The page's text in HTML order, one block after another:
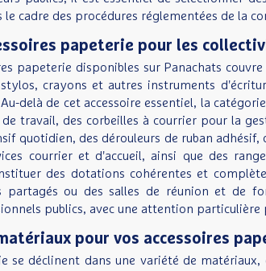
cadre des procédures réglementées de la
papeterie pour les
papeterie disponibles sur Panachats
crayons et autres instruments
delà de cet accessoire essentiel, la
travail, des corbeilles à courrier pour la
quotidien, des dérouleurs de ruban
courrier et d'accueil, ainsi que des
des dotations cohérentes et
partagés ou des salles de réunion et de
publics, avec une attention
pour vos accessoires
se déclinent dans une variété de